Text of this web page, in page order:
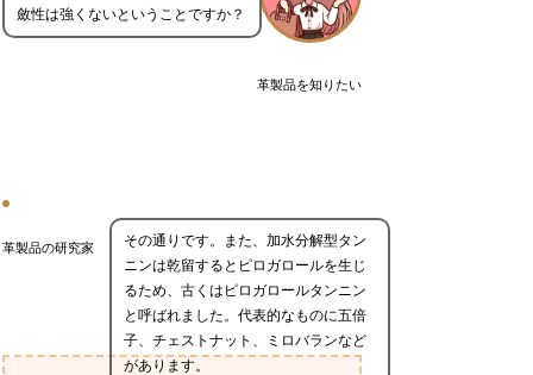
革製品を知りたい
斂性は強くないということですか？
革製品の研究家
その通りです。また、加水分解型タン
ニンは乾留するとピロガロールを生じ
るため、古くはピロガロールタンニン
と呼ばれました。代表的なものに五倍
子、チェストナット、ミロバランなど
があります。